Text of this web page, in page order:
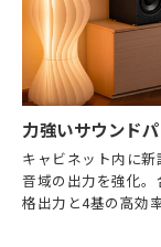
力強いサウンド
キャビネット内に
音域の出力を強化。
格出力と4基の高効